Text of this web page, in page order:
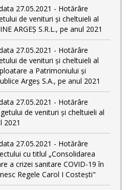
27.05.2021 - Hotărâre
de venituri și cheltuieli al
ARGEȘ S.R.L., pe anul 2021
27.05.2021 - Hotărâre
de venituri și cheltuieli al
a Patrimoniului și
Argeș S.A., pe anul 2021
27.05.2021 - Hotărâre
de venituri și cheltuieli al
2021
27.05.2021 - Hotărâre
cu titlul „Consolidarea
a crizei sanitare COVID-19 în
Regele Carol I Costești"